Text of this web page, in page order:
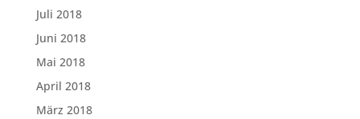
Juli 2018
Juni 2018
Mai 2018
April 2018
März 2018